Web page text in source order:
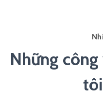
Những